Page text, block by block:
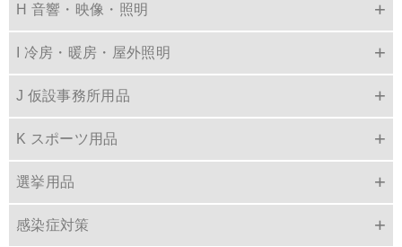
H 音響・映像・照明
I 冷房・暖房・屋外照明
J 仮設事務所用品
K スポーツ用品
選挙用品
感染症対策